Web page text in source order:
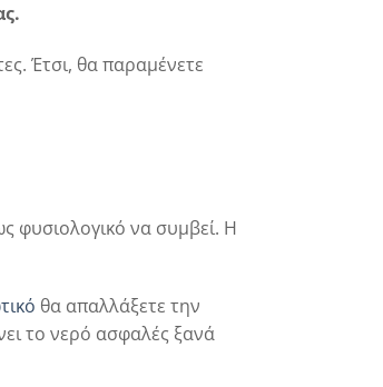
Έτσι, θα παραμένετε
φυσιολογικό να συμβεί. Η
θα απαλλάξετε την
το νερό ασφαλές ξανά